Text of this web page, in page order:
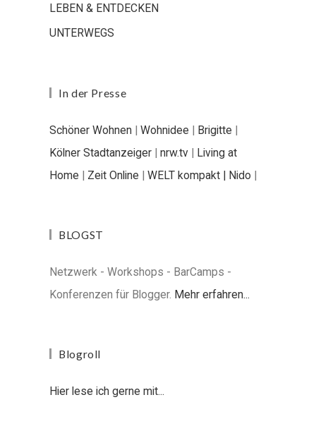
LEBEN & ENTDECKEN
UNTERWEGS
In der Presse
Schöner Wohnen | Wohnidee | Brigitte |
Kölner Stadtanzeiger | nrw.tv | Living at
Home | Zeit Online | WELT kompakt | Nido |
BLOGST
Netzwerk - Workshops - BarCamps -
Konferenzen für Blogger. Mehr erfahren...
Blogroll
Hier lese ich gerne mit...